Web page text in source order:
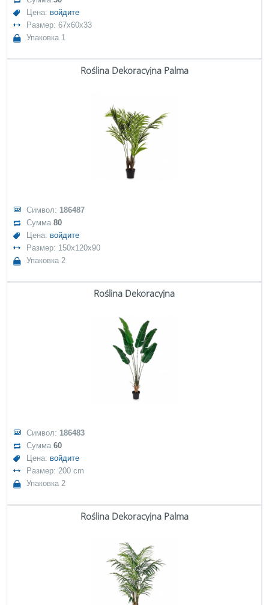
Цена: войдите
Размер: 67x60x33
Упаковка 1
Roślina Dekoracyjna Palma
Символ: 186487
Сумма80
Цена: войдите
Размер: 150x120x90
Упаковка 2
Roślina Dekoracyjna
Символ: 186483
Сумма60
Цена: войдите
Размер: 200 cm
Упаковка 2
Roślina Dekoracyjna Palma